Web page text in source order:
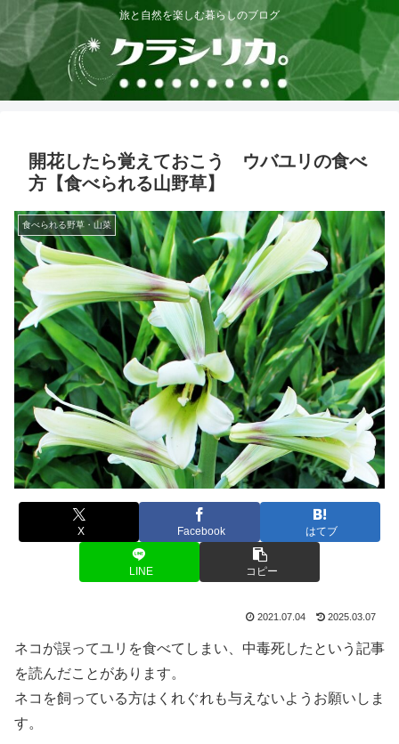
旅と自然を楽しむ暮らしのブログ
開花したら覚えておこう ウバユリの食べ
方【食べられる山野草】
食べられる野草・山菜
X Facebook はてブ
LINE コピー
2021.07.04 2025.03.07
ネコが誤ってユリを食べてしまい、中毒死したという記事
を読んだことがあります。
ネコを飼っている方はくれぐれも与えないようお願いしま
す。